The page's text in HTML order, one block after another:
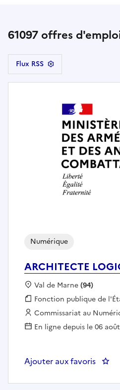
61097 offres
Flux RSS
ARCHITECTE
Numérique
Localisation :
Val de Marne(94)
Fonction publique :
Fonction publique de
Employeur :
Commissariat au
En ligne depuis le 06
Ajouter aux favoris :